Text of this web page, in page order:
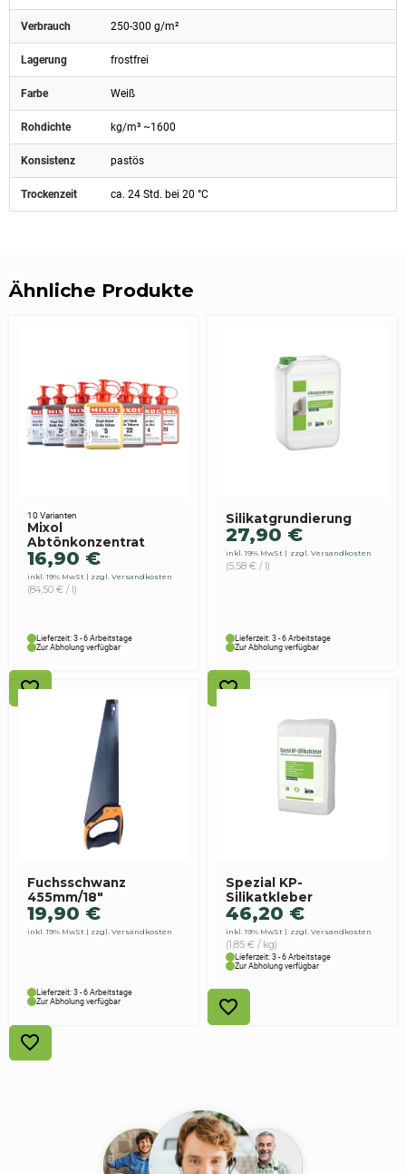
Verbrauch 250-300 g/m²
Lagerung frostfrei
Farbe Weiß
Rohdichte kg/m³ ~1600
Konsistenz pastös
Trockenzeit ca. 24 Std. bei 20 °C
Ähnliche Produkte
Mixol
Abtönkonzentrat
16,90 €
inkl. 19% MwSt zzgl. Versandkosten
(84,50 € / l)
10 Varianten
Lieferzeit: 3 - 6 Arbeitstage
Zur Abholung verfügbar
Silikatgrundierung
27,90 €
inkl. 19% MwSt zzgl. Versandkosten
(5,58 € / l)
Lieferzeit: 3 - 6 Arbeitstage
Zur Abholung verfügbar
Fuchsschwanz
455mm/18″
19,90 €
inkl. 19% MwSt zzgl. Versandkosten
Lieferzeit: 3 - 6 Arbeitstage
Zur Abholung verfügbar
Spezial KP-
Silikatkleber
46,20 €
inkl. 19% MwSt zzgl. Versandkosten
(1,85 € / kg)
Lieferzeit: 3 - 6 Arbeitstage
Zur Abholung verfügbar